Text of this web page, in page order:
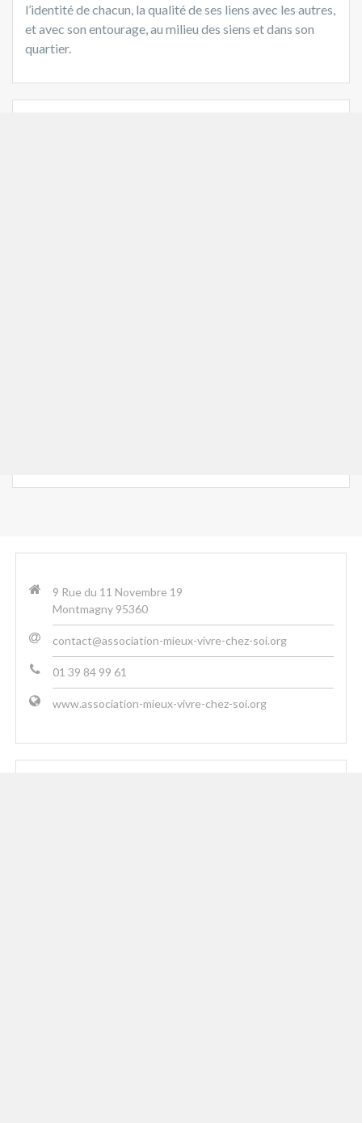
l’identité de chacun, la qualité de ses liens avec les autres,
et avec son entourage, au milieu des siens et dans son
quartier.
9 Rue du 11 Novembre 19
Montmagny 95360
contact@association-mieux-vivre-chez-soi.org
01 39 84 99 61
www.association-mieux-vivre-chez-soi.org